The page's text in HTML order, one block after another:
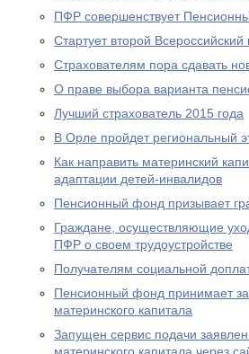
ПФР совершенствует
Стартует второй
Страхователям пора сдавать
О праве выбора варианта
Лучший страхователь 2015 года
В Орле пройдет региональный
Как направить материнский
адаптации детей-инвалидов
Пенсионный фонд призывает
Граждане, осуществляющие
ПФР о своем трудоустройстве
Получателям социальной
Пенсионный фонд принимает
материнского капитала
Запущен сервис подачи